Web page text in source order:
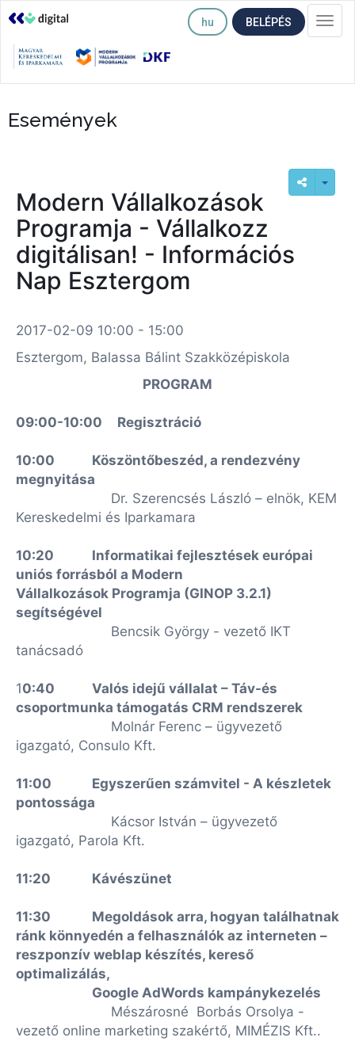
hu BELÉPÉS
Események
Modern Vállalkozások
Programja - Vállalkozz
digitálisan! - Információs
Nap Esztergom
2017-02-09 10:00 - 15:00
Esztergom, Balassa Bálint Szakközépiskola
PROGRAM
09:00-10:00 Regisztráció
10:00
Köszöntőbeszéd, a rendezvény
megnyitása
Dr. Szerencsés László – elnök, KEM
Kereskedelmi és Iparkamara
10:20
Informatikai fejlesztések európai
uniós forrásból a Modern
Vállalkozások Programja (GINOP 3.2.1)
segítségével
Bencsik György - vezető IKT
tanácsadó
10:40
Valós idejű vállalat – Táv-és
csoportmunka támogatás CRM rendszerek
Molnár Ferenc – ügyvezető
igazgató, Consulo Kft.
11:00 Egyszerűen számvitel - A készletek
pontossága
Kácsor István – ügyvezető
igazgató, Parola Kft.
11:20 Kávészünet
11:30
Megoldások arra, hogyan találhatnak
ránk könnyedén a felhasználók az interneten –
reszponzív weblap készítés, kereső
optimalizálás,
Google AdWords kampánykezelés
Mészárosné Borbás Orsolya -
vezető online marketing szakértő, MIMÉZIS Kft..